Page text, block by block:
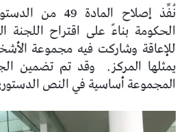
نُفِّذ إصلاح
الحكومة بناءً على اقتراح
للإعاقة وشاركت فيه مجموعة
يمثلها المركز. وقد تم تضمين
المجموعة أساسية في النص